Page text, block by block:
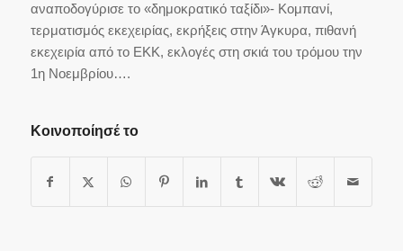
αναποδογύρισε το «δημοκρατικό ταξίδι»- Κομπανί,
τερματισμός εκεχειρίας, εκρήξεις στην Άγκυρα, πιθανή
εκεχειρία από το ΕΚΚ, εκλογές στη σκιά του τρόμου την
1η Νοεμβρίου….
Κοινοποίησέ το